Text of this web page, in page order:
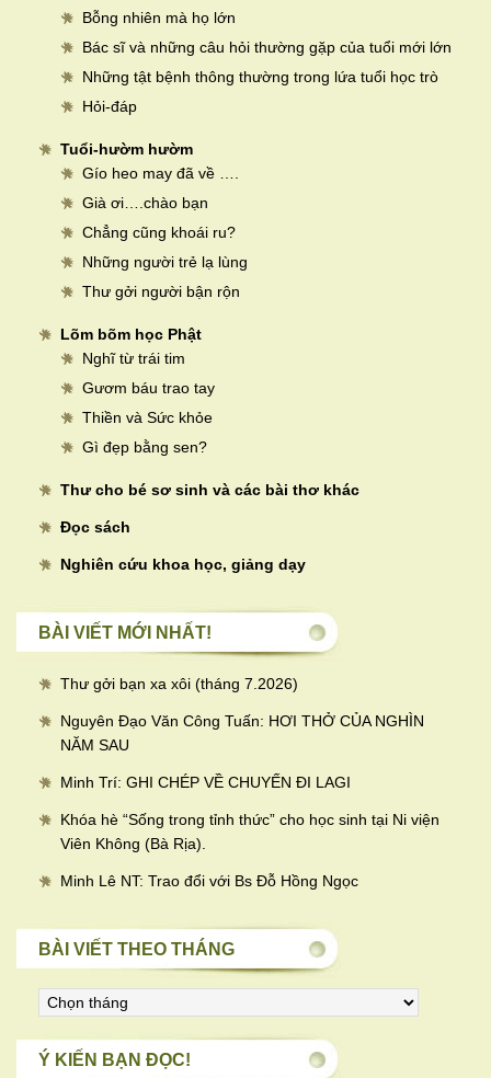
Bỗng nhiên mà họ lớn
Bác sĩ và những câu hỏi thường gặp của tuổi mới lớn
Những tật bệnh thông thường trong lứa tuổi học trò
Hỏi-đáp
Tuổi-hườm hườm
Gío heo may đã về ….
Già ơi….chào bạn
Chẳng cũng khoái ru?
Những người trẻ lạ lùng
Thư gởi người bận rộn
Lõm bõm học Phật
Nghĩ từ trái tim
Gươm báu trao tay
Thiền và Sức khỏe
Gì đẹp bằng sen?
Thư cho bé sơ sinh và các bài thơ khác
Đọc sách
Nghiên cứu khoa học, giảng dạy
BÀI VIẾT MỚI NHẤT!
Thư gởi bạn xa xôi (tháng 7.2026)
Nguyên Đạo Văn Công Tuấn: HƠI THỞ CỦA NGHÌN
NĂM SAU
Minh Trí: GHI CHÉP VỀ CHUYẾN ĐI LAGI
Khóa hè “Sống trong tỉnh thức” cho học sinh tại Ni viện
Viên Không (Bà Rịa).
Minh Lê NT: Trao đổi với Bs Đỗ Hồng Ngọc
BÀI VIẾT THEO THÁNG
viết
theo
thángÝ KIẾN BẠN ĐỌC!